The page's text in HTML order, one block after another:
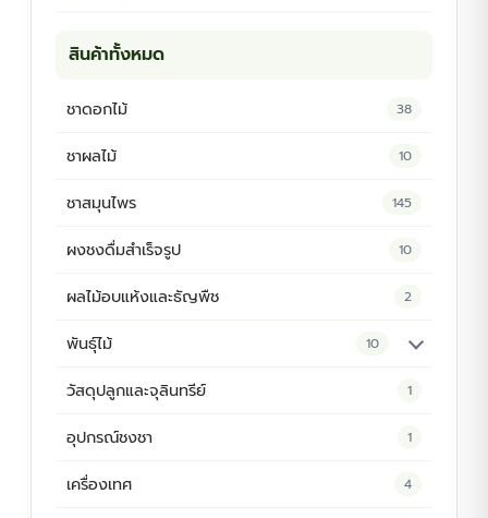
สินค้าทั้งหมด
ชาดอกไม้ 38
ชาผลไม้ 10
ชาสมุนไพร 145
ผงชงดื่มสำเร็จรูป 10
ผลไม้อบแห้งและธัญพืช 2
พันธุ์ไม้ 10
ต้นพันธุ์สมุนไพร 5
วัสดุปลูกและจุลินทรีย์ 1
อุปกรณ์ชงชา 1
เครื่องเทศ 4